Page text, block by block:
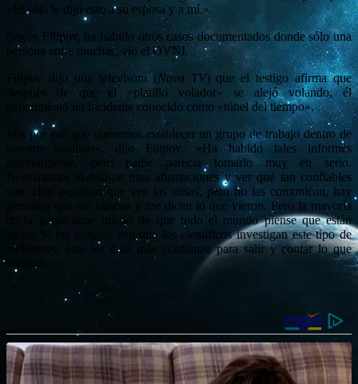
«Él sólo le dijo esto a su esposa y a mí.»
Según Filipov, ha habido otros casos documentados donde sólo una
persona entre muchas, vio el OVNI.
Filipov dijo una televisora (Nova TV) que el testigo afirma que
después de que el «platillo volador» se alejó volando, él
experimentó un incidente conocido como «túnel del tiempo».
«Es por eso que queremos establecer un grupo de trabajo dentro de
nuestro instituto», dijo Filipov. «Ha habido tales informes
anteriormente, pero nadie parecía tomarlo muy en serio.
Necesitamos investigar esas afirmaciones y ver qué tan confiables
son. Hay personas que ven las cosas, pero no las comunican, hay
personas que me buscan y me dicen lo que vieron. Pero la mayoría
de la gente tiene miedo de que todo el mundo piense que están
locos. Si los testigos ven que los científicos investigan este tipo de
incidentes, esto les dará más confianza para salir y contar lo que